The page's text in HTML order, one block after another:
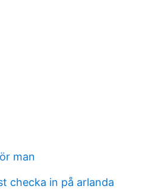
man
checka in på arlanda